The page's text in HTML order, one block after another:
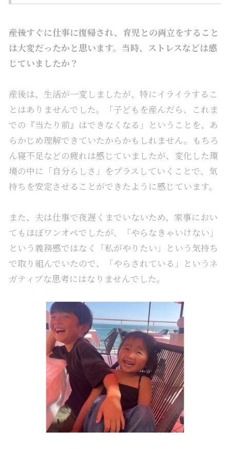
――産後すぐに仕事に復帰され、育児との両立をすること
は大変だったかと思います。当時、ストレスなどは感
じていましたか？
産後は、生活が一変しましたが、特にイライラするこ
とはありませんでした。「子どもを産んだら、これま
での『当たり前』はできなくなる」ということを、あ
らかじめ理解できていたからかもしれません。もちろ
ん寝不足などの疲れは感じていましたが、変化した環
境の中に「自分らしさ」をプラスしていくことで、気
持ちを安定させることができたように感じています。
また、夫は仕事で夜遅くまでいないため、家事におい
てもほぼワンオペでしたが、「やらなきゃいけない」
という義務感ではなく「私がやりたい」という気持ち
で取り組んでいたので、「やらされている」というネ
ガティブな思考にはなりませんでした。